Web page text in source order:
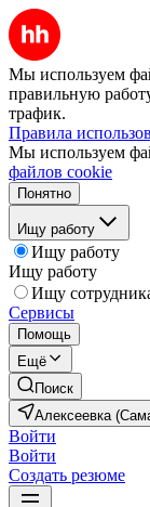
Мы используем
правильную
трафик.
Правила
Мы используем
файлов cookie
Понятно
Ищу работу
Ищу работу
Ищу работу
Ищу
Сервисы
Помощь
Ещё
Поиск
Алексеевка
Войти
Войти
Создать резюме